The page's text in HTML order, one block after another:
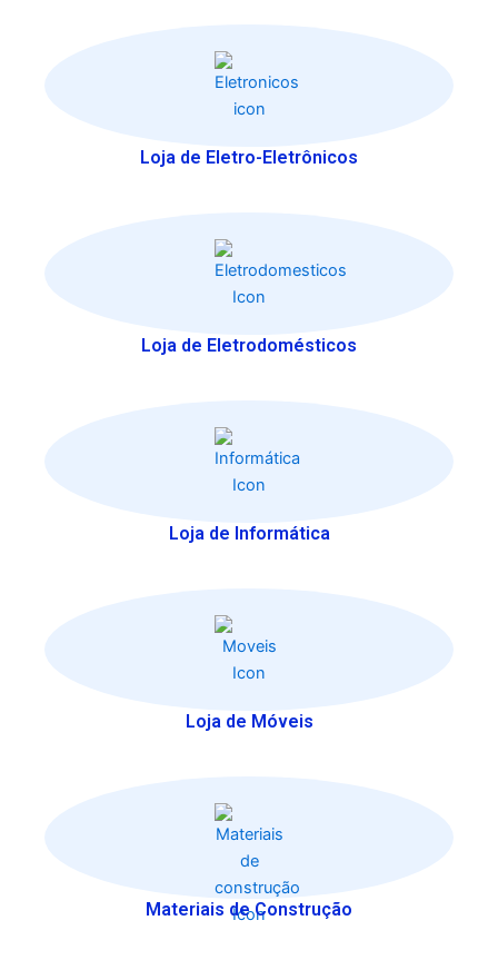
Loja de Eletro-Eletrônicos
Loja de Eletrodomésticos
Loja de Informática
Loja de Móveis
Materiais de Construção